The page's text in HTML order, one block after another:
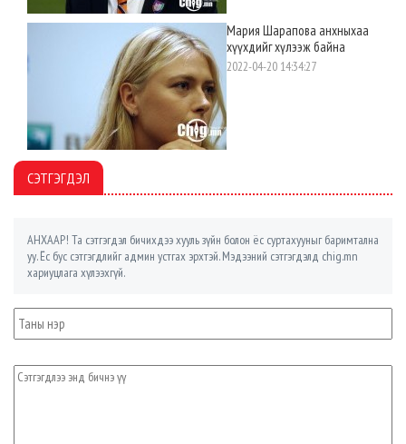
Мария Шарапова анхныхаа
хүүхдийг хүлээж байна
2022-04-20 14:34:27
СЭТГЭГДЭЛ
АНХААР! Та сэтгэгдэл бичихдээ хууль зүйн болон ёс суртахууныг баримтална
уу. Ёс бус сэтгэгдлийг админ устгах эрхтэй. Мэдээний сэтгэгдэлд chig.mn
хариуцлага хүлээхгүй.